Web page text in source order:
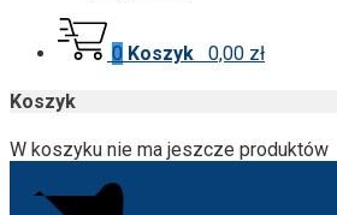
0 Koszyk 0,00 zł
Koszyk
W koszyku nie ma jeszcze produktów